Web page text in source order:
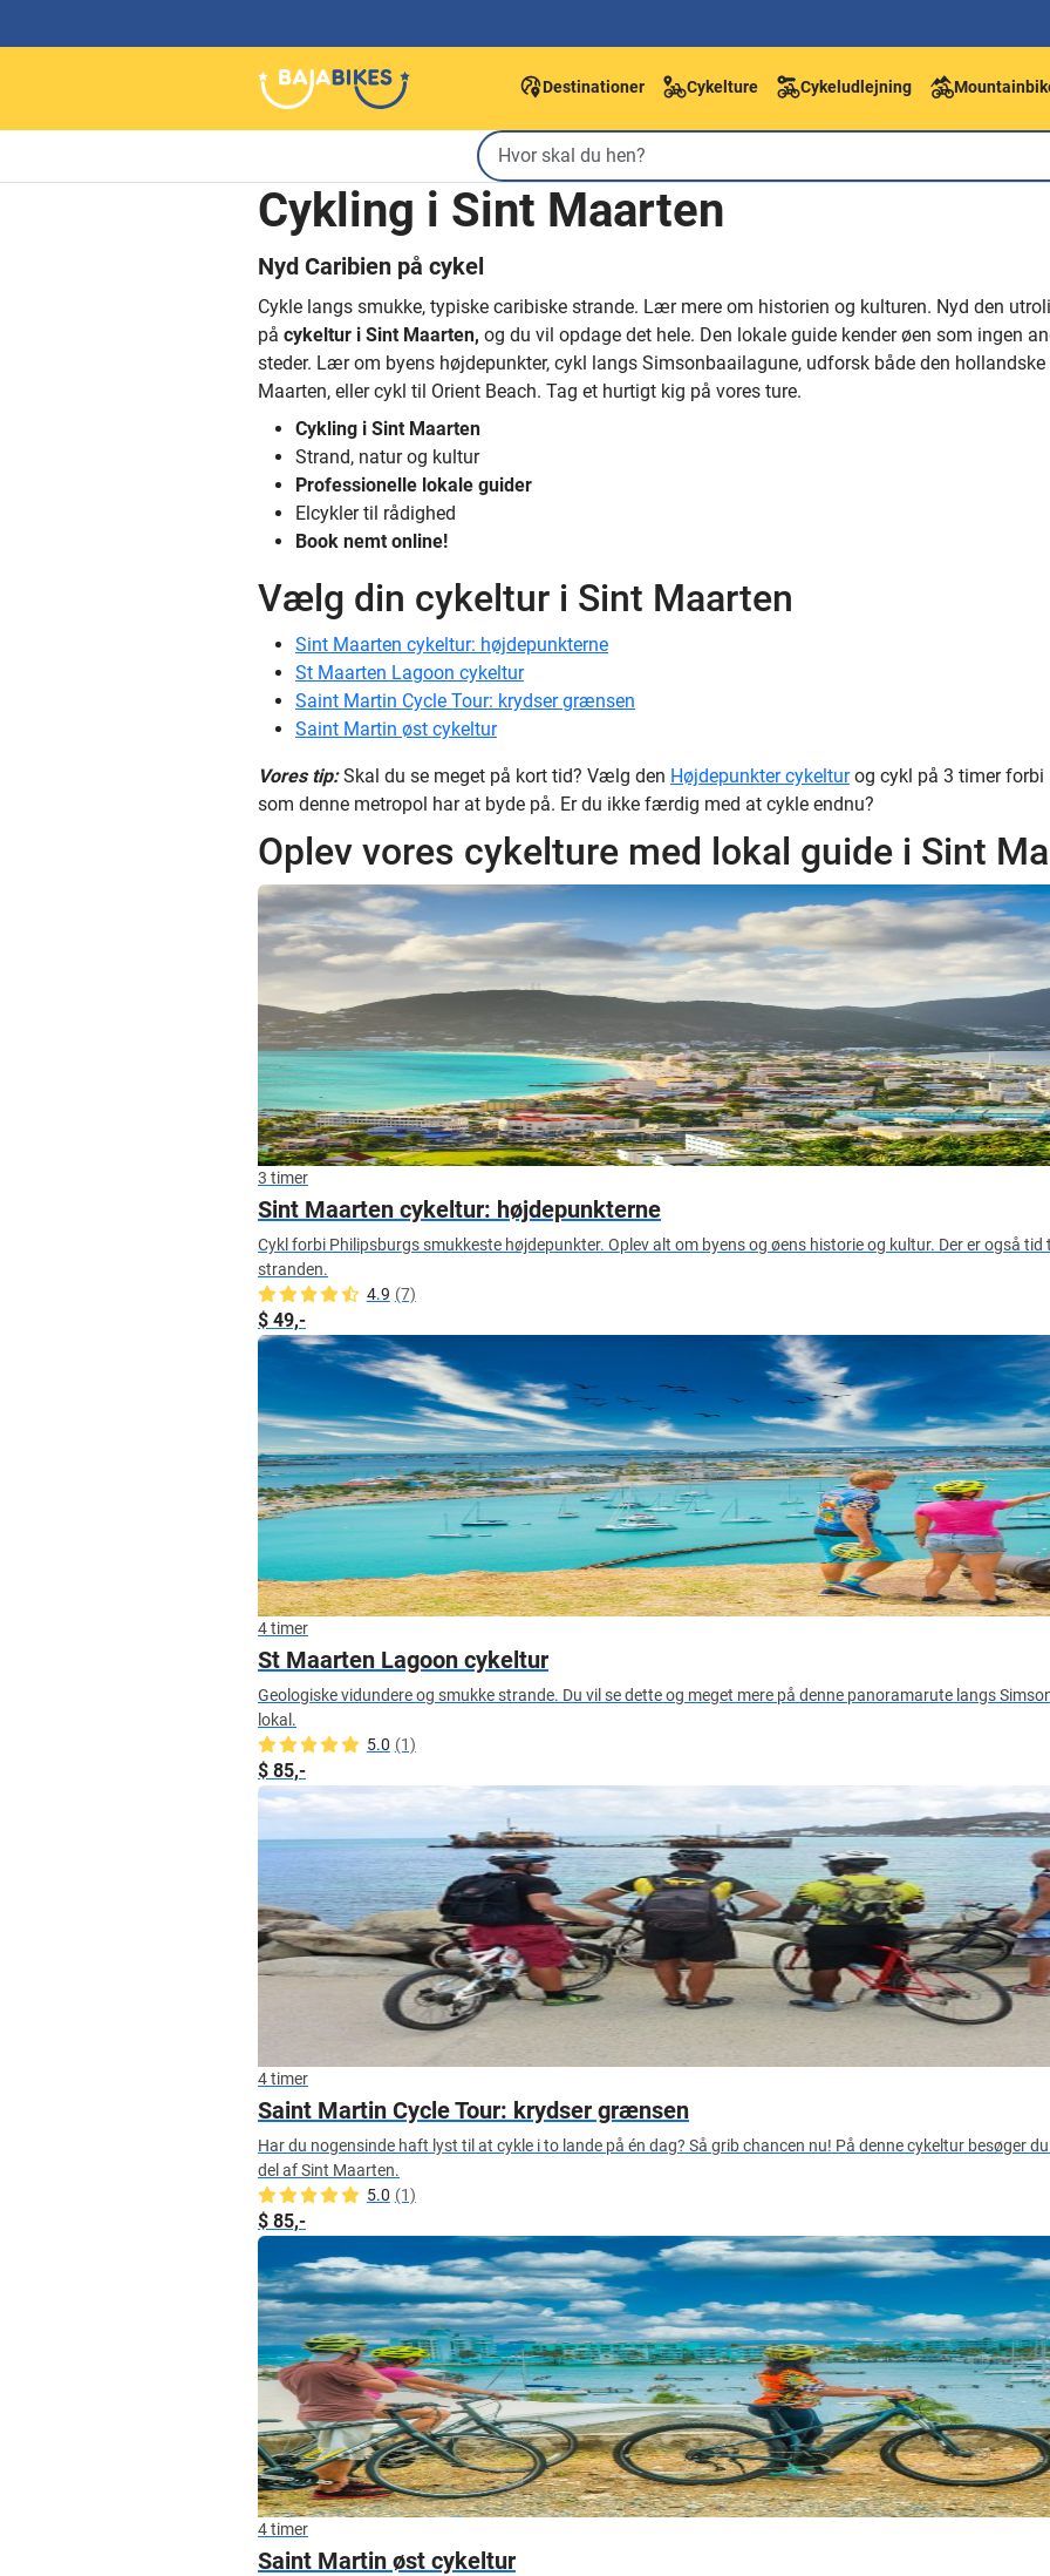
Destinationer Cykelture Cykeludlejning
Cykling i Sint Maarten
Nyd Caribien på cykel
Cykle langs smukke, typiske caribiske strande. Lær mere om historien og kulturen. Nyd den
på cykeltur i Sint Maarten, og du vil opdage det hele. Den lokale guide kender øen som ingen
steder. Lær om byens højdepunkter, cykl langs Simsonbaailagune, udforsk både den
Maarten, eller cykl til Orient Beach. Tag et hurtigt kig på vores ture.
Cykling i Sint Maarten
Strand, natur og kultur
Professionelle lokale guider
Elcykler til rådighed
Book nemt online!
Vælg din cykeltur i Sint Maarten
Sint Maarten cykeltur: højdepunkterne
St Maarten Lagoon cykeltur
Saint Martin Cycle Tour: krydser grænsen
Saint Martin øst cykeltur
Vores tip: Skal du se meget på kort tid? Vælg den Højdepunkter cykeltur og cykl på 3 timer forbi
som denne metropol har at byde på. Er du ikke færdig med at cykle endnu?
Oplev vores cykelture med lokal guide i Sint
3 timer
Sint Maarten cykeltur: højdepunkterne
Cykl forbi Philipsburgs smukkeste højdepunkter. Oplev alt om byens og øens historie og kultur. Der er også
stranden.
4.9 (7)
$ 49,-
4 timer
St Maarten Lagoon cykeltur
Geologiske vidundere og smukke strande. Du vil se dette og meget mere på denne panoramarute langs
lokal.
5.0 (1)
$ 85,-
4 timer
Saint Martin Cycle Tour: krydser grænsen
Har du nogensinde haft lyst til at cykle i to lande på én dag? Så grib chancen nu! På denne cykeltur besøger
del af Sint Maarten.
5.0 (1)
$ 85,-
4 timer
Saint Martin øst cykeltur